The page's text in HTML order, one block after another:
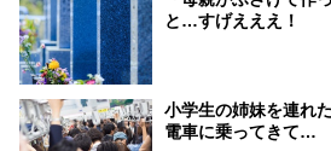
と…すげえええ！
小学生の姉妹を連れ
電車に乗ってきて…